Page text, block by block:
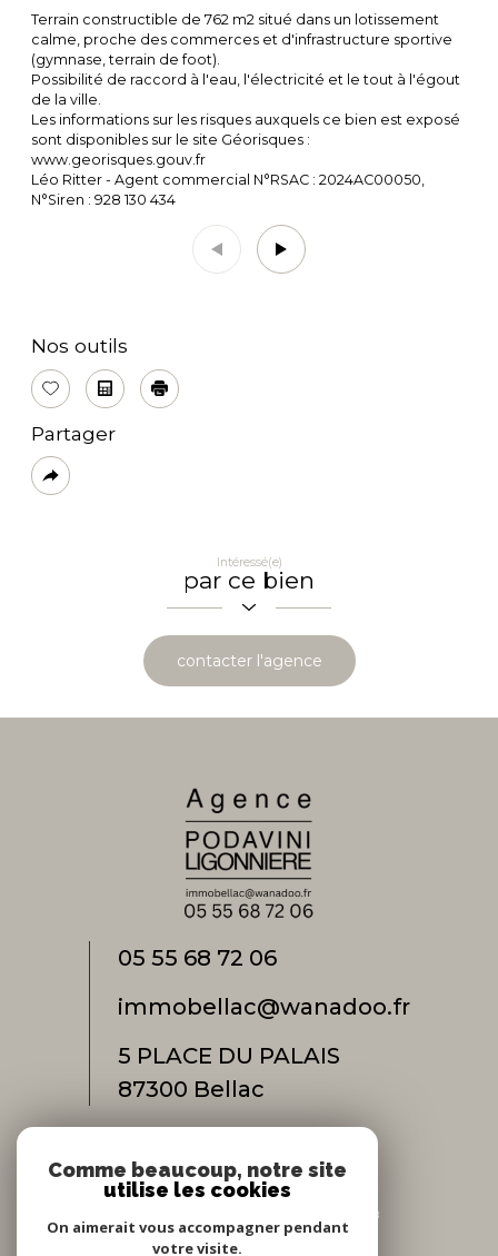
Terrain constructible de 762 m2 situé dans un lotissement
calme, proche des commerces et d'infrastructure sportive
(gymnase, terrain de foot).
Possibilité de raccord à l'eau, l'électricité et le tout à l'égout
de la ville.
Les informations sur les risques auxquels ce bien est exposé
sont disponibles sur le site Géorisques :
www.georisques.gouv.fr
Léo Ritter - Agent commercial N°RSAC : 2024AC00050,
N°Siren : 928 130 434
Nos outils
Sélectionner
Calculatrice
Imprimer
Partager
Plus
de
Intéressé(e)
par ce bien
contacter l'agence
05 55 68 72 06
immobellac@wanadoo.fr
5 PLACE DU PALAIS
87300
bellac
Adhérents
Comme beaucoup, notre site
utilise les cookies
On aimerait vous accompagner pendant
votre visite.